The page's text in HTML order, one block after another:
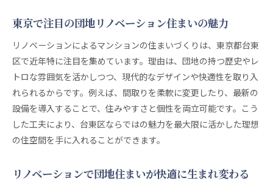
東京で注目の団地リノベーション住まいの魅力
リノベーションによるマンションの住まいづくりは、東京都台東
区で近年特に注目を集めています。理由は、団地の持つ歴史やレ
トロな雰囲気を活かしつつ、現代的なデザインや快適性を取り入
れられるからです。例えば、間取りを柔軟に変更したり、最新の
設備を導入することで、住みやすさと個性を両立可能です。こう
した工夫により、台東区ならではの魅力を最大限に活かした理想
の住空間を手に入れることができます。
リノベーションで団地住まいが快適に生まれ変わる